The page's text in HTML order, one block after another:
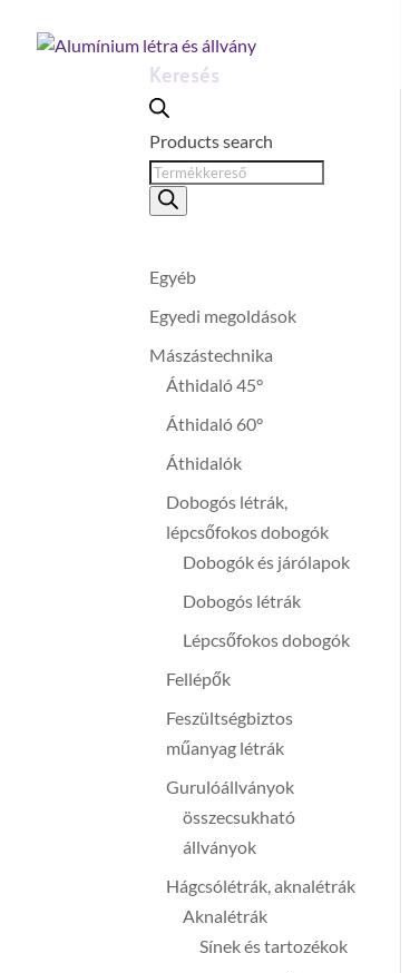
Keresés
Products search
Egyéb
Egyedi megoldások
Mászástechnika
Áthidaló 45°
Áthidaló 60°
Áthidalók
Dobogós létrák,
lépcsőfokos dobogók
Dobogók és járólapok
Dobogós létrák
Lépcsőfokos dobogók
Fellépők
Feszültségbiztos
műanyag létrák
Gurulóállványok
összecsukható
állványok
Hágcsólétrák, aknalétrák
Aknalétrák
Sínek és tartozékok